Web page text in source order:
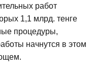
работ
1,1 млрд. тенге
процедуры,
начнутся в этом